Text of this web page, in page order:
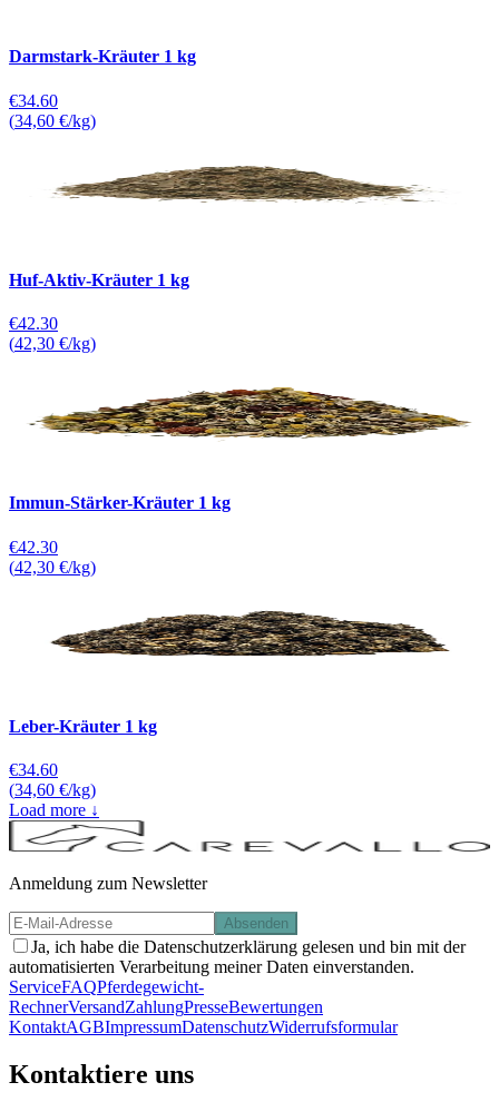
Darmstark-Kräuter 1 kg
€34.60
(34,60 €/kg)
Huf-Aktiv-Kräuter 1 kg
€42.30
(42,30 €/kg)
Immun-Stärker-Kräuter 1 kg
€42.30
(42,30 €/kg)
Leber-Kräuter 1 kg
€34.60
(34,60 €/kg)
Load more ↓
Anmeldung zum Newsletter
Absenden
Ja, ich habe die Datenschutzerklärung gelesen und bin mit der
automatisierten Verarbeitung meiner Daten einverstanden.
ServiceFAQPferdegewicht-
RechnerVersandZahlungPresseBewertungen
KontaktAGBImpressumDatenschutzWiderrufsformular
Kontaktiere uns